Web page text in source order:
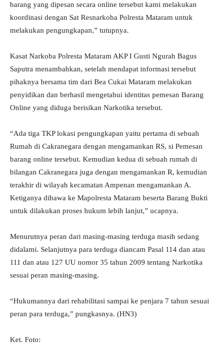
barang yang dipesan secara online tersebut kami melakukan
koordinasi dengan Sat Resnarkoba Polresta Mataram untuk
melakukan pengungkapan,” tutupnya.
Kasat Narkoba Polresta Mataram AKP I Gusti Ngurah Bagus
Saputra menambahkan, setelah mendapat informasi tersebut
pihaknya bersama tim dari Bea Cukai Mataram melakukan
penyidikan dan berhasil mengetahui identitas pemesan Barang
Online yang diduga berisikan Narkotika tersebut.
“Ada tiga TKP lokasi pengungkapan yaitu pertama di sebuah
Rumah di Cakranegara dengan mengamankan RS, si Pemesan
barang online tersebut. Kemudian kedua di sebuah rumah di
bilangan Cakranegara juga dengan mengamankan R, kemudian
terakhir di wilayah kecamatan Ampenan mengamankan A.
Ketiganya dibawa ke Mapolresta Mataram beserta Barang Bukti
untuk dilakukan proses hukum lebih lanjut,” ucapnya.
Menurutnya peran dari masing-masing terduga masih sedang
didalami. Selanjutnya para terduga diancam Pasal 114 dan atau
111 dan atau 127 UU nomor 35 tahun 2009 tentang Narkotika
sesuai peran masing-masing.
“Hukumannya dari rehabilitasi sampai ke penjara 7 tahun sesuai
peran para terduga,” pungkasnya. (HN3)
Ket. Foto: